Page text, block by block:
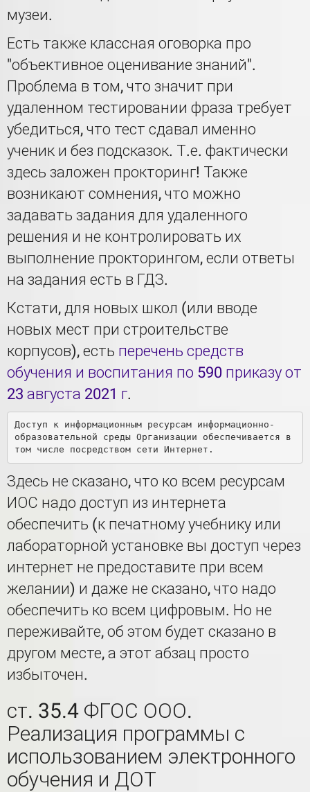
музеи.
Есть также классная оговорка про
"объективное оценивание знаний".
Проблема в том, что значит при
удаленном тестировании фраза требует
убедиться, что тест сдавал именно
ученик и без подсказок. Т.е. фактически
здесь заложен прокторинг! Также
возникают сомнения, что можно
задавать задания для удаленного
решения и не контролировать их
выполнение прокторингом, если ответы
на задания есть в ГДЗ.
Кстати, для новых школ (или вводе
новых мест при строительстве
корпусов), есть перечень средств
обучения и воспитания по 590 приказу от
23 августа 2021 г.
Доступ к информационным ресурсам информационно-
образовательной среды Организации обеспечивается в
Здесь не сказано, что ко всем ресурсам
ИОС надо доступ из интернета
обеспечить (к печатному учебнику или
лабораторной установке вы доступ через
интернет не предоставите при всем
желании) и даже не сказано, что надо
обеспечить ко всем цифровым. Но не
переживайте, об этом будет сказано в
другом месте, а этот абзац просто
избыточен.
ст. 35.4 ФГОС ООО.
Реализация программы с
использованием электронного
обучения и ДОТ